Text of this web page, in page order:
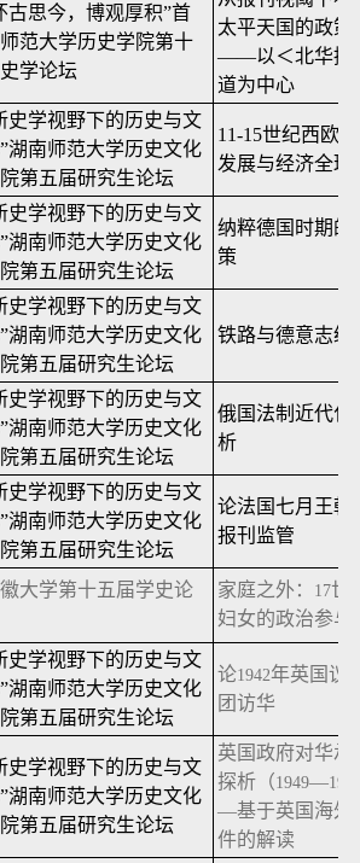
古思今，博观厚积”首
范大学历史学院第十
学论坛
太平天国的政策
——以＜北华捷
道为中心
史学视野下的历史与文
湖南师范大学历史文化
第五届研究生论坛
11-15世纪西欧
发展与经济全球
史学视野下的历史与文
湖南师范大学历史文化
第五届研究生论坛
纳粹德国时期的
策
史学视野下的历史与文
湖南师范大学历史文化
第五届研究生论坛
铁路与德意志统
史学视野下的历史与文
湖南师范大学历史文化
第五届研究生论坛
俄国法制近代化
析
史学视野下的历史与文
湖南师范大学历史文化
第五届研究生论坛
论法国七月王朝
报刊监管
大学第十五届学史论
家庭之外： 17世
妇女的政治参与
史学视野下的历史与文
湖南师范大学历史文化
第五届研究生论坛
论1942年英国议
团访华
史学视野下的历史与文
湖南师范大学历史文化
第五届研究生论坛
英国政府对华承
探析（ 1949—
—基于英国海外
件的解读